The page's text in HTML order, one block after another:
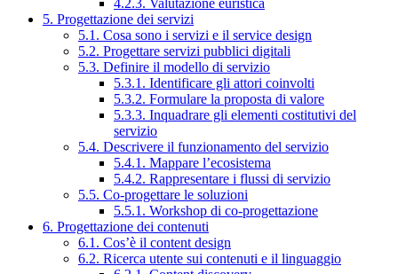
4.2.3. Valutazione euristica
5. Progettazione dei servizi
5.1. Cosa sono i servizi e il service design
5.2. Progettare servizi pubblici digitali
5.3. Definire il modello di servizio
5.3.1. Identificare gli attori coinvolti
5.3.2. Formulare la proposta di valore
5.3.3. Inquadrare gli elementi costitutivi del
servizio
5.4. Descrivere il funzionamento del servizio
5.4.1. Mappare l’ecosistema
5.4.2. Rappresentare i flussi di servizio
5.5. Co-progettare le soluzioni
5.5.1. Workshop di co-progettazione
6. Progettazione dei contenuti
6.1. Cos’è il content design
6.2. Ricerca utente sui contenuti e il linguaggio